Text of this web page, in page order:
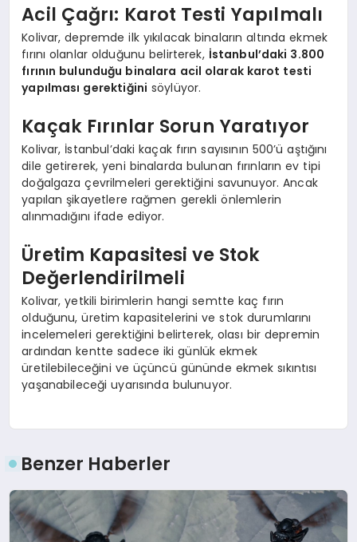
Acil Çağrı: Karot Testi Yapılmalı
Kolivar, depremde ilk yıkılacak binaların altında ekmek
fırını olanlar olduğunu belirterek, İstanbul’daki 3.800
fırının bulunduğu binalara acil olarak karot testi
yapılması gerektiğini söylüyor.
Kaçak Fırınlar Sorun Yaratıyor
Kolivar, İstanbul’daki kaçak fırın sayısının 500’ü aştığını
dile getirerek, yeni binalarda bulunan fırınların ev tipi
doğalgaza çevrilmeleri gerektiğini savunuyor. Ancak
yapılan şikayetlere rağmen gerekli önlemlerin
alınmadığını ifade ediyor.
Üretim Kapasitesi ve Stok
Değerlendirilmeli
Kolivar, yetkili birimlerin hangi semtte kaç fırın
olduğunu, üretim kapasitelerini ve stok durumlarını
incelemeleri gerektiğini belirterek, olası bir depremin
ardından kentte sadece iki günlük ekmek
üretilebileceğini ve üçüncü gününde ekmek sıkıntısı
yaşanabileceği uyarısında bulunuyor.
Benzer Haberler